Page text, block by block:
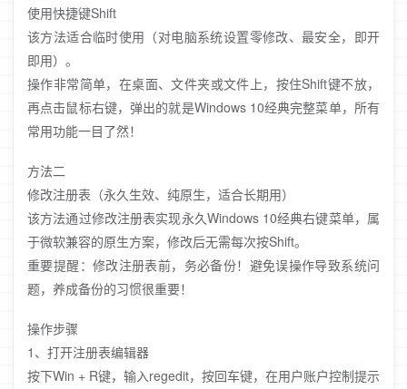
使用快捷键Shift
该方法适合临时使用（对电脑系统设置零修改、最安全，即开
即用）。
操作非常简单，在桌面、文件夹或文件上，按住Shift键不放，
再点击鼠标右键，弹出的就是Windows 10经典完整菜单，所有
常用功能一目了然！
方法二
修改注册表（永久生效、纯原生，适合长期用）
该方法通过修改注册表实现永久Windows 10经典右键菜单，属
于微软兼容的原生方案，修改后无需每次按Shift。
重要提醒：修改注册表前，务必备份！避免误操作导致系统问
题，养成备份的习惯很重要！
操作步骤
1、打开注册表编辑器
按下Win + R键，输入regedit，按回车键，在用户账户控制提示